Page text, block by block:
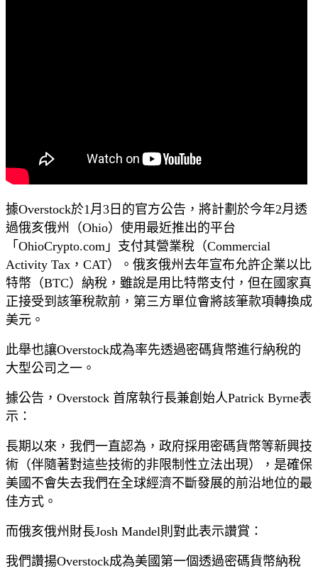
據Overstock於1月3日的官方公告，將計劃於今年2月透
過俄亥俄州（Ohio）使用最近推出的平台
「OhioCrypto.com」支付其營業稅（Commercial
Activity Tax，CAT）。俄亥俄州去年宣布允許企業以比
特幣（BTC）納稅，雖說是用比特幣支付，但在國家真
正接受到該筆稅款前，第三方單位會將該筆款項轉換成
美元。
此舉也讓Overstock成為率先透過密碼貨幣進行納稅的
大型公司之一。
據公告，Overstock 首席執行長兼創始人Patrick Byrne表
示：
長期以來，我們一直認為，政府採用密碼貨幣等新興技
術（伴隨著對這些技術的非限制性立法出現），是確保
美國不會失去我們在全球經濟不斷發展的前沿地位的最
佳方式。
而俄亥俄州財長Josh Mandel則對此表示讚賞：
我們讚揚Overstock成為美國第一個透過密碼貨幣納稅